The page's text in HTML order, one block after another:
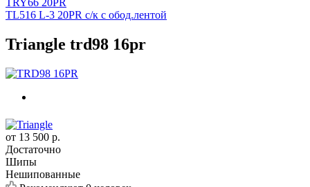
TRY66 20PR
TL516 L-3 20PR с/к с обод.лентой
Triangle trd98 16pr
от 13 500 р.
Достаточно
Шипы
Нешипованные